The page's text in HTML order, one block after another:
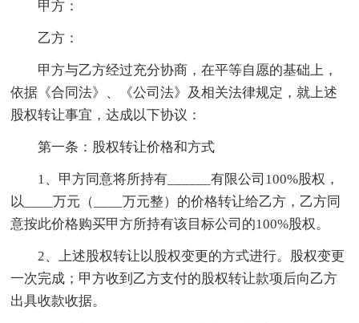
甲方：
乙方：
甲方与乙方经过充分协商，在平等自愿的基础上，
依据《合同法》、《公司法》及相关法律规定，就上述
股权转让事宜，达成以下协议：
第一条：股权转让价格和方式
1、甲方同意将所持有______有限公司100%股权，
以____万元（____万元整）的价格转让给乙方，乙方同
意按此价格购买甲方所持有该目标公司的100%股权。
2、上述股权转让以股权变更的方式进行。股权变更
一次完成；甲方收到乙方支付的股权转让款项后向乙方
出具收款收据。